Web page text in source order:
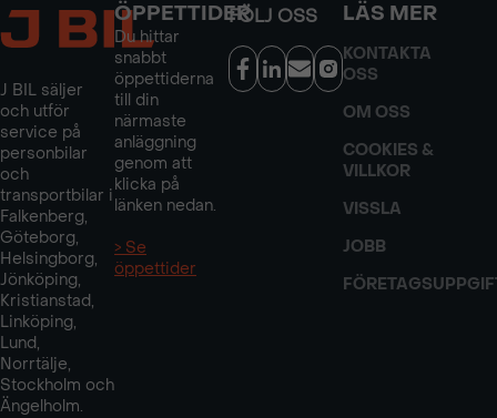
J BIL säljer
och utför
service på
personbilar
och
transportbilar i
Falkenberg,
Göteborg,
Helsingborg,
Jönköping,
Kristianstad,
Linköping,
Lund,
Norrtälje,
Stockholm och
Ängelholm.
ÖPPETTIDER
Du hittar
snabbt
öppettiderna
till din
närmaste
anläggning
genom att
klicka på
länken nedan.
> Se
öppettider
FÖLJ OSS LÄS MER
KONTAKTA
OSS
OM OSS
COOKIES &
VILLKOR
VISSLA
JOBB